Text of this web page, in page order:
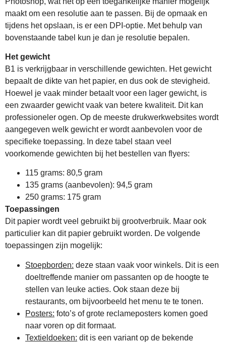
maakt om een resolutie aan te passen. Bij de opmaak en
tijdens het opslaan, is er een DPI-optie. Met behulp van
bovenstaande tabel kun je dan je resolutie bepalen.
Het gewicht
B1 is verkrijgbaar in verschillende gewichten. Het gewicht
bepaalt de dikte van het papier, en dus ook de stevigheid.
Hoewel je vaak minder betaalt voor een lager gewicht, is
een zwaarder gewicht vaak van betere kwaliteit. Dit kan
professioneler ogen. Op de meeste drukwerkwebsites wordt
aangegeven welk gewicht er wordt aanbevolen voor de
specifieke toepassing. In deze tabel staan veel
voorkomende gewichten bij het bestellen van flyers:
115 grams: 80,5 gram
135 grams (aanbevolen): 94,5 gram
250 grams: 175 gram
Toepassingen
Dit papier wordt veel gebruikt bij grootverbruik. Maar ook
particulier kan dit papier gebruikt worden. De volgende
toepassingen zijn mogelijk:
Stoepborden: deze staan vaak voor winkels. Dit is een
doeltreffende manier om passanten op de hoogte te
stellen van leuke acties. Ook staan deze bij
restaurants, om bijvoorbeeld het menu te te tonen.
Posters: foto’s of grote reclameposters komen goed
naar voren op dit formaat.
Textieldoeken: dit is een variant op de bekende